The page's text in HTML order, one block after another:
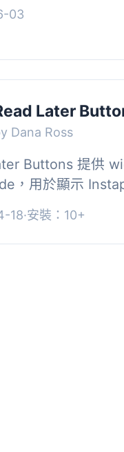
03
Later
Dana Ross
Buttons 提供
，用於顯示
已安裝 Send to
18·安裝：10+